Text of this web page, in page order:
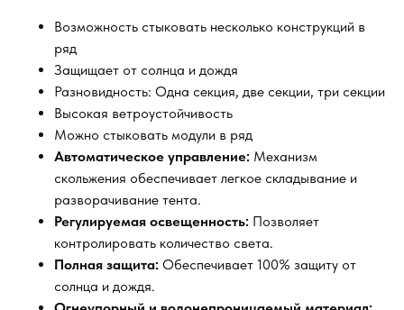
Возможность стыковать несколько конструкций в
ряд
Защищает от солнца и дождя
Разновидность: Одна секция, две секции, три секции
Высокая ветроустойчивость
Можно стыковать модули в ряд
Автоматическое управление: Механизм
скольжения обеспечивает легкое складывание и
разворачивание тента.
Регулируемая освещенность: Позволяет
контролировать количество света.
Полная защита: Обеспечивает 100% защиту от
солнца и дождя.